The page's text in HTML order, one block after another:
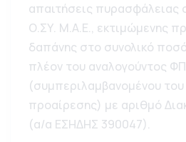
απαιτήσεις πυρασφάλειας
Ο.ΣΥ. Μ.Α.Ε., εκτιμώμενης
δαπάνης στο συνολικό
πλέον του αναλογούντος
(συμπεριλαμβανομένου
προαίρεσης) με αριθμό
(α/α ΕΣΗΔΗΣ 390047).